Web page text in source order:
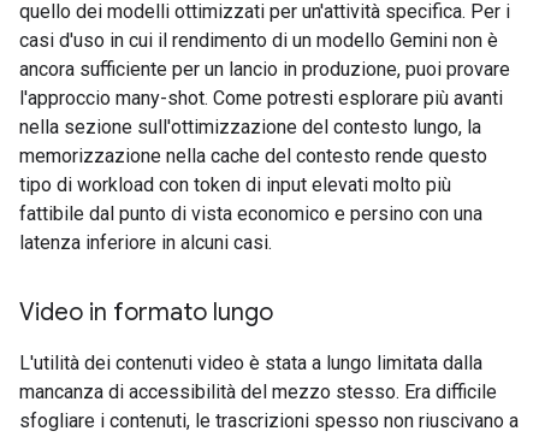
quello dei modelli ottimizzati per un'attività specifica. Per i
casi d'uso in cui il rendimento di un modello Gemini non è
ancora sufficiente per un lancio in produzione, puoi provare
l'approccio many-shot. Come potresti esplorare più avanti
nella sezione sull'ottimizzazione del contesto lungo, la
memorizzazione nella cache del contesto rende questo
tipo di workload con token di input elevati molto più
fattibile dal punto di vista economico e persino con una
latenza inferiore in alcuni casi.
Video in formato lungo
L'utilità dei contenuti video è stata a lungo limitata dalla
mancanza di accessibilità del mezzo stesso. Era difficile
sfogliare i contenuti, le trascrizioni spesso non riuscivano a